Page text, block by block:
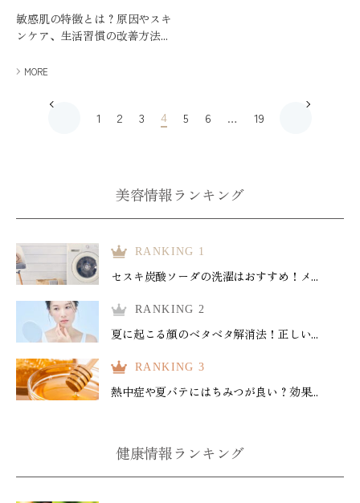
敏感肌の特徴とは？原因やスキ
ンケア、生活習慣の改善方法...
MORE
1 2 3 4 5 6 … 19
美容情報ランキング
RANKING 1
セスキ炭酸ソーダの洗濯はおすすめ！メ...
RANKING 2
夏に起こる顔のベタベタ解消法！正しい...
RANKING 3
熱中症や夏バテにはちみつが良い？効果...
健康情報ランキング